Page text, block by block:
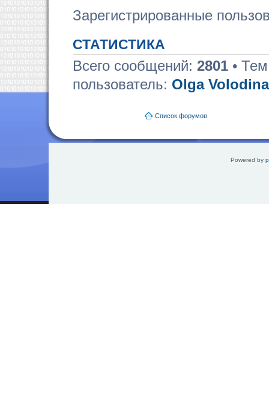
Зарегистрированные
СТАТИСТИКА
Всего сообщений: 2801 •
пользователь: Olga Volodina
Список форумов
Powered by